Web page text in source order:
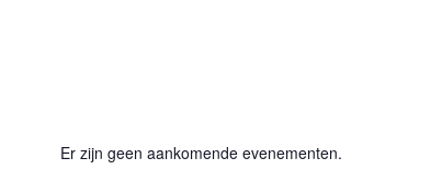
Er zijn geen aankomende evenementen.